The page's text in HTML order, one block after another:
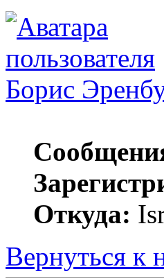
Борис
Откуда:
Вернуться к